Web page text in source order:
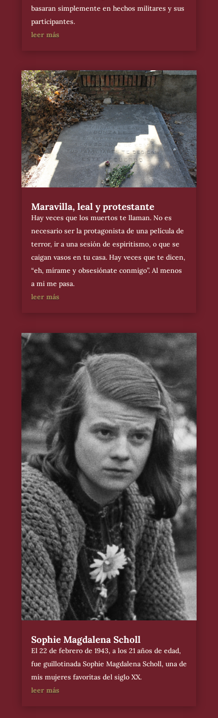
basaran simplemente en hechos militares y sus
participantes.
leer más
Maravilla, leal y protestante
Hay veces que los muertos te llaman. No es
necesario ser la protagonista de una película de
terror, ir a una sesión de espiritismo, o que se
caigan vasos en tu casa. Hay veces que te dicen,
“eh, mírame y obsesiónate conmigo”. Al menos
a mi me pasa.
leer más
Sophie Magdalena Scholl
El 22 de febrero de 1943, a los 21 años de edad,
fue guillotinada Sophie Magdalena Scholl, una de
mis mujeres favoritas del siglo XX.
leer más